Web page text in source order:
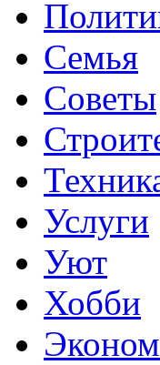
Семья
Советы
Услуги
Уют
Хобби